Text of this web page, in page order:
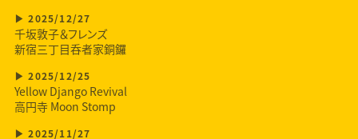
2025/12/27
千坂敦子＆フレンズ
新宿三丁目呑者家銅鑼
2025/12/25
Yellow Django Revival
高円寺 Moon Stomp
2025/11/27